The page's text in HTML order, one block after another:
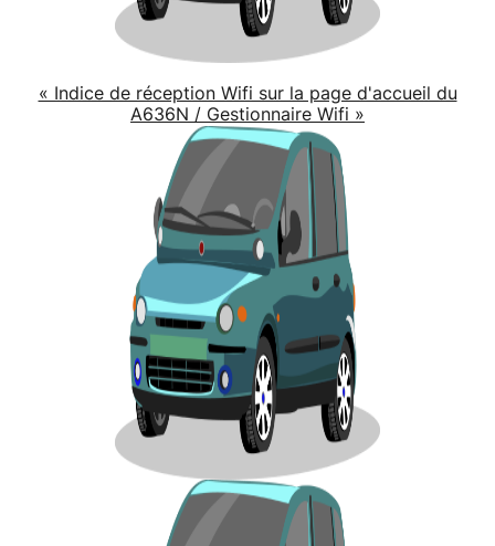
« Indice de réception Wifi sur la page d'accueil du
A636N / Gestionnaire Wifi »